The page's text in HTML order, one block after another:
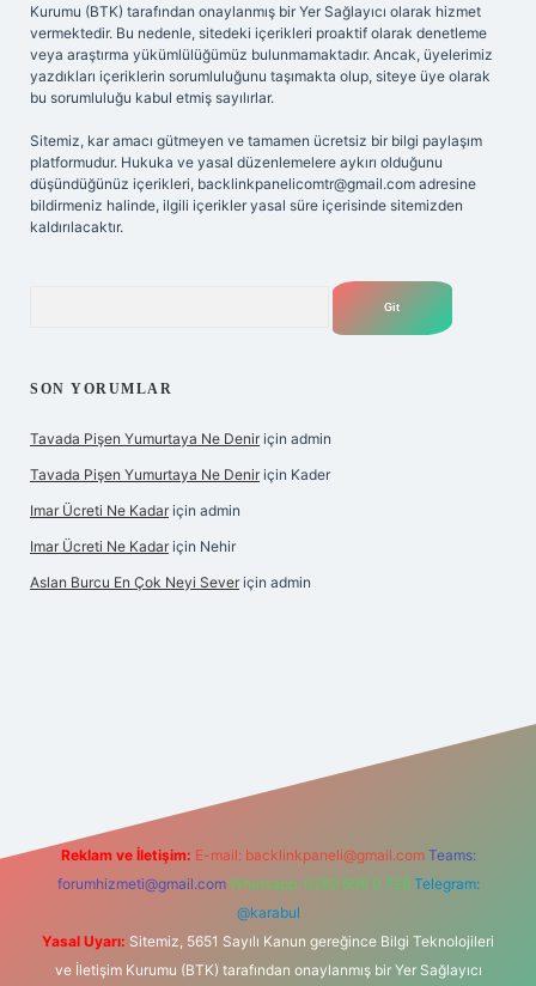
Kurumu (BTK) tarafından onaylanmış bir Yer Sağlayıcı olarak hizmet
vermektedir. Bu nedenle, sitedeki içerikleri proaktif olarak denetleme
veya araştırma yükümlülüğümüz bulunmamaktadır. Ancak, üyelerimiz
yazdıkları içeriklerin sorumluluğunu taşımakta olup, siteye üye olarak
bu sorumluluğu kabul etmiş sayılırlar.
Sitemiz, kar amacı gütmeyen ve tamamen ücretsiz bir bilgi paylaşım
platformudur. Hukuka ve yasal düzenlemelere aykırı olduğunu
düşündüğünüz içerikleri, backlinkpanelicomtr@gmail.com adresine
bildirmeniz halinde, ilgili içerikler yasal süre içerisinde sitemizden
kaldırılacaktır.
SON YORUMLAR
Tavada Pişen Yumurtaya Ne Denir için admin
Tavada Pişen Yumurtaya Ne Denir için Kader
Imar Ücreti Ne Kadar için admin
Imar Ücreti Ne Kadar için Nehir
Aslan Burcu En Çok Neyi Sever için admin
Reklam ve İletişim: E-mail: backlinkpaneli@gmail.com Teams:
forumhizmeti@gmail.com Whatsapp: 0262 606 0 726 Telegram:
@karabul
Yasal Uyarı: Sitemiz, 5651 Sayılı Kanun gereğince Bilgi Teknolojileri
ve İletişim Kurumu (BTK) tarafından onaylanmış bir Yer Sağlayıcı